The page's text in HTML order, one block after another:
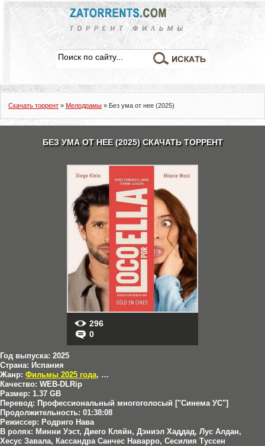
Скачать торрент » Мелодрамы » Без ума от нее (2025)
БЕЗ УМА ОТ НЕЕ (2025) СКАЧАТЬ ТОРРЕНТ
296
0
Год выпуска: 2025
Страна: Испания
Жанр: Фильмы 2025 года, Комедии
Качество: WEB-DLRip
Размер: 1.37 GB
Перевод: Профессиональный многоголосый ["Синема УС"]
Продолжительность: 01:38:08
Режиссер: Родриго Нава
В ролях: Минни Уэст, Диего Кляйн, Дэниэл Хаддад, Лус Алдан,
Хесус Завала, Кассандра Санчес Наварро, Сесилия Туссен